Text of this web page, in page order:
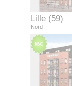
Lille (59)
Nord